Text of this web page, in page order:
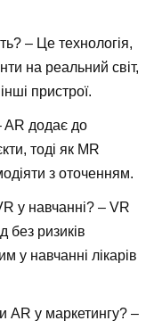
– Це технологія,
на реальний світ,
пристрої.
AR додає до
тоді як MR
з оточенням.
у навчанні? – VR
без ризиків
у навчанні лікарів
AR у маркетингу? –